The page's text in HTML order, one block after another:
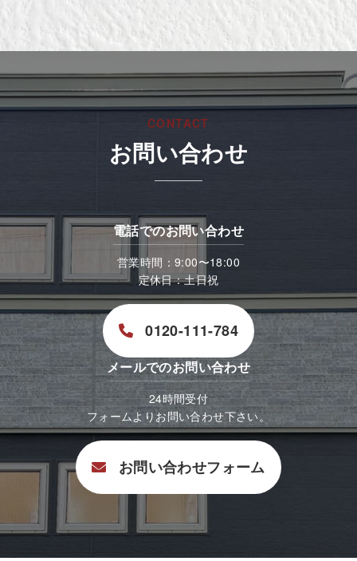
CONTACT
お問い合わせ
電話でのお問い合わせ
営業時間：9:00〜18:00
定休日：土日祝
0120-111-784
メールでのお問い合わせ
24時間受付
フォームよりお問い合わせ下さい。
お問い合わせフォーム